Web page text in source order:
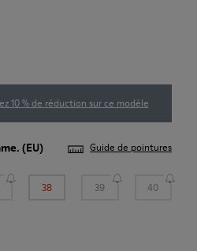
10 % de réduction sur ce modèle
. (EU) Guide de pointures
38 39 40